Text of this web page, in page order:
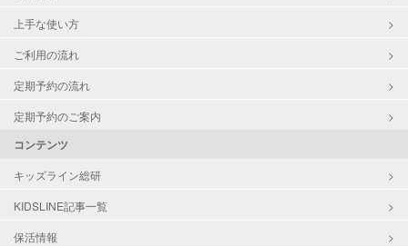
上手な使い方
ご利用の流れ
定期予約の流れ
定期予約のご案内
コンテンツ
キッズライン総研
KIDSLINE記事一覧
保活情報